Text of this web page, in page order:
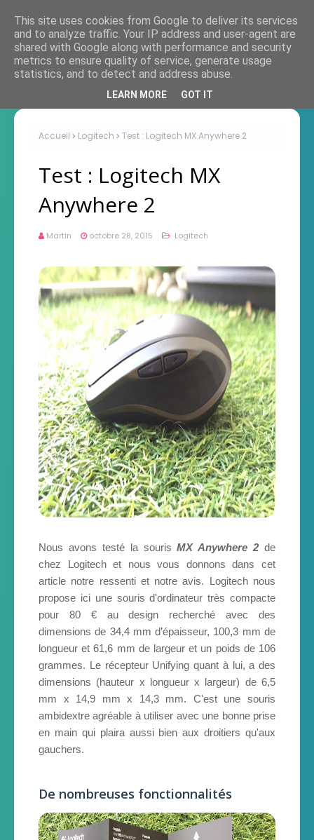
Accueil Logitech Test : Logitech MX Anywhere 2
Test : Logitech MX
Anywhere 2
Martin octobre 28, 2015 Logitech
Nous avons testé la sourisMX Anywhere 2 de
chez Logitech et nous vous donnons dans cet
article notre ressenti et notre avis. Logitech nous
propose ici une souris d'ordinateur très compacte
pour 80 € au design recherché avec des
dimensions de 34,4 mm d’épaisseur, 100,3 mm de
longueur et 61,6 mm de largeur et un poids de 106
grammes. Le récepteur Unifying quant à lui, a des
dimensions (hauteur x longueur x largeur) de 6,5
mm x 14,9 mm x 14,3 mm. C'est une souris
ambidextre agréable à utiliser avec une bonne prise
en main qui plaira aussi bien aux droitiers qu'aux
gauchers.
De nombreuses fonctionnalités
This site uses cookies from Google to deliver its services
and to analyze traffic. Your IP address and user-agent are
shared with Google along with performance and security
metrics to ensure quality of service, generate usage
statistics, and to detect and address abuse.
LEARN MORE GOT IT